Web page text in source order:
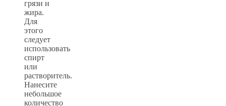
грязи и
жира.
Для
этого
следует
использовать
спирт
или
растворитель.
Нанесите
небольшое
количество